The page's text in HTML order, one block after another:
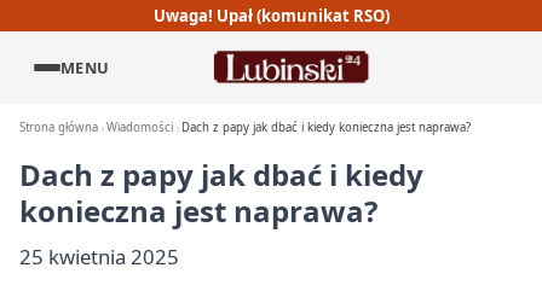
Uwaga! Upał (komunikat RSO)
MENU
Strona główna Wiadomości Dach z papy jak dbać i kiedy konieczna jest naprawa?
Dach z papy jak dbać i kiedy
konieczna jest naprawa?
25 kwietnia 2025